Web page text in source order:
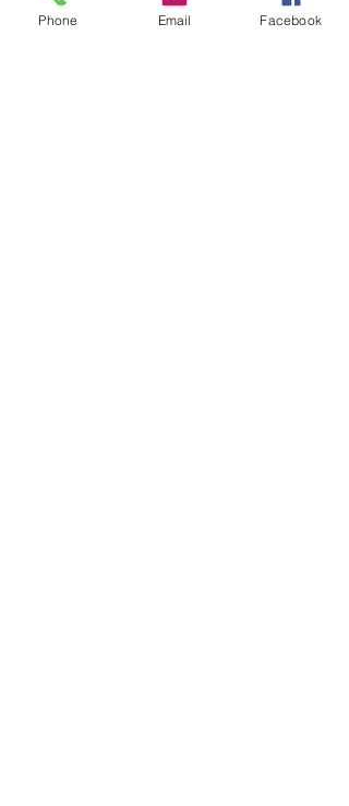
FAQ
Phone Email Facebook